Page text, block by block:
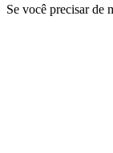
Se você precisar de